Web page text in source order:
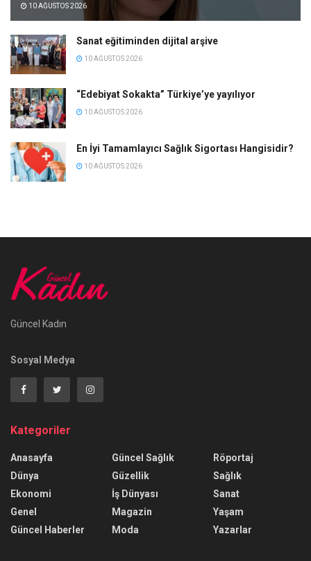
10 AĞUSTOS 2026
Sanat eğitiminden dijital arşive
10 AĞUSTOS 2026
“Edebiyat Sokakta” Türkiye’ye yayılıyor
10 AĞUSTOS 2026
En İyi Tamamlayıcı Sağlık Sigortası Hangisidir?
10 AĞUSTOS 2026
Güncel Kadın
Sosyal Medya
Kategoriler
Anasayfa
Dünya
Ekonomi
Genel
Güncel Haberler
Güncel Sağlık
Güzellik
İş Dünyası
Magazin
Moda
Röportaj
Sağlık
Sanat
Yaşam
Yazarlar